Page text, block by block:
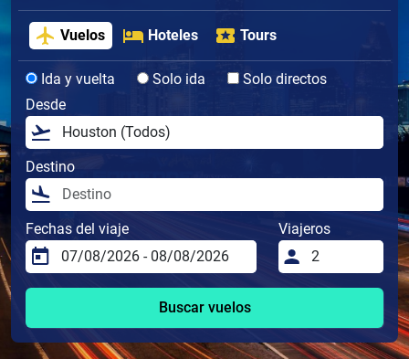
Vuelos Hoteles Tours
Ida y vuelta Solo ida
Solo directos
Desde
Destino
Fechas del viaje Viajeros
Buscar vuelos